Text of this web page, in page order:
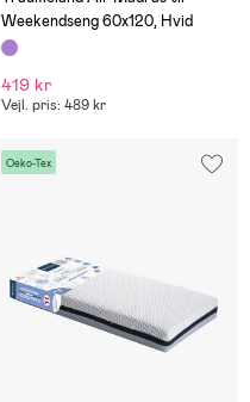
Weekendseng 60x120, Hvid
419 kr
Vejl. pris: 489 kr
Oeko-Tex